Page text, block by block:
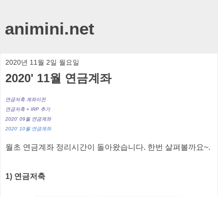
animini.net
2020년 11월 2일 월요일
2020' 11월 연금계좌
연금저축 계좌이전
연금저축 + IRP 추가
2020' 09월 연금계좌
2020' 10월 연금계좌
월초 연금계좌 정리시간이 돌아왔습니다. 한번 살펴볼까요~.
1) 연금저축